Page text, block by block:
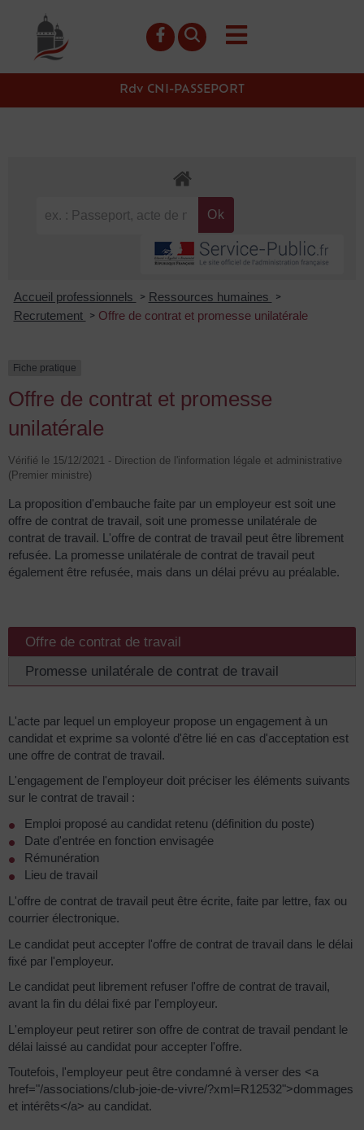
principal
Rdv CNI-PASSEPORT
Accueil professionnels > Ressources humaines >
Recrutement > Offre de contrat et promesse unilatérale
Fiche pratique
Offre de contrat et promesse
unilatérale
Vérifié le 15/12/2021 - Direction de l'information légale et administrative
(Premier ministre)
La proposition d'embauche faite par un employeur est soit une
offre de contrat de travail, soit une promesse unilatérale de
contrat de travail. L'offre de contrat de travail peut être librement
refusée. La promesse unilatérale de contrat de travail peut
également être refusée, mais dans un délai prévu au préalable.
Offre de contrat de travail
Promesse unilatérale de contrat de travail
L'acte par lequel un employeur propose un engagement à un
candidat et exprime sa volonté d'être lié en cas d'acceptation est
une offre de contrat de travail.
L'engagement de l'employeur doit préciser les éléments suivants
sur le contrat de travail :
Emploi proposé au candidat retenu (définition du poste)
Date d'entrée en fonction envisagée
Rémunération
Lieu de travail
L'offre de contrat de travail peut être écrite, faite par lettre, fax ou
courrier électronique.
Le candidat peut accepter l'offre de contrat de travail dans le délai
fixé par l'employeur.
Le candidat peut librement refuser l'offre de contrat de travail,
avant la fin du délai fixé par l'employeur.
L'employeur peut retirer son offre de contrat de travail pendant le
délai laissé au candidat pour accepter l'offre.
Toutefois, l'employeur peut être condamné à verser des <a
href="/associations/club-joie-de-vivre/?xml=R12532">dommages
et intérêts</a> au candidat.